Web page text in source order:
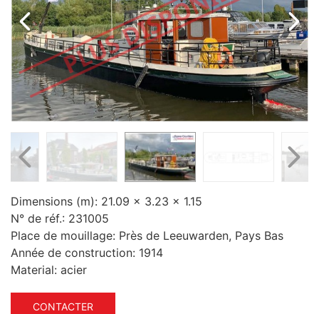
Dimensions (m): 21.09 x 3.23 x 1.15
N° de réf.: 231005
Place de mouillage: Près de Leeuwarden, Pays Bas
Année de construction: 1914
Material: acier
CONTACTER